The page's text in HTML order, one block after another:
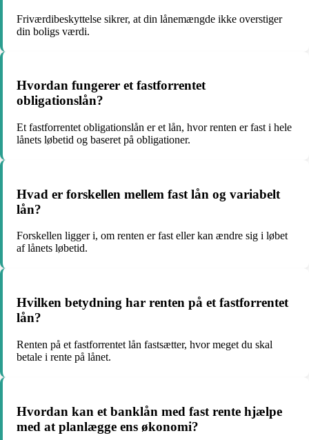
Friværdibeskyttelse sikrer, at din lånemængde ikke overstiger
din boligs værdi.
Hvordan fungerer et fastforrentet
obligationslån?
Et fastforrentet obligationslån er et lån, hvor renten er fast i hele
lånets løbetid og baseret på obligationer.
Hvad er forskellen mellem fast lån og variabelt
lån?
Forskellen ligger i, om renten er fast eller kan ændre sig i løbet
af lånets løbetid.
Hvilken betydning har renten på et fastforrentet
lån?
Renten på et fastforrentet lån fastsætter, hvor meget du skal
betale i rente på lånet.
Hvordan kan et banklån med fast rente hjælpe
med at planlægge ens økonomi?